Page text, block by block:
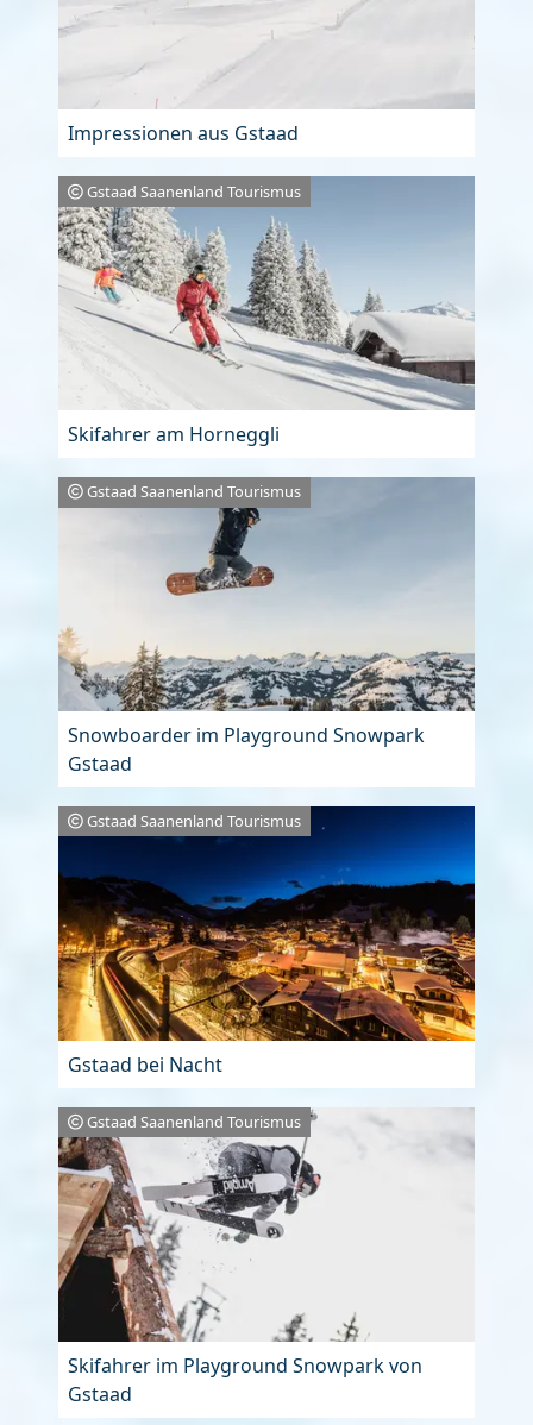
Impressionen aus Gstaad
Gstaad Saanenland Tourismus
Skifahrer am Horneggli
Gstaad Saanenland Tourismus
Snowboarder im Playground Snowpark
Gstaad
Gstaad Saanenland Tourismus
Gstaad bei Nacht
Gstaad Saanenland Tourismus
Skifahrer im Playground Snowpark von
Gstaad